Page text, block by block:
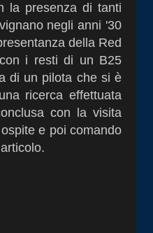
la presenza di tanti
negli anni '30
della Red
i resti di un B25
di un pilota che si è
ricerca effettuata
con la visita
e poi comando